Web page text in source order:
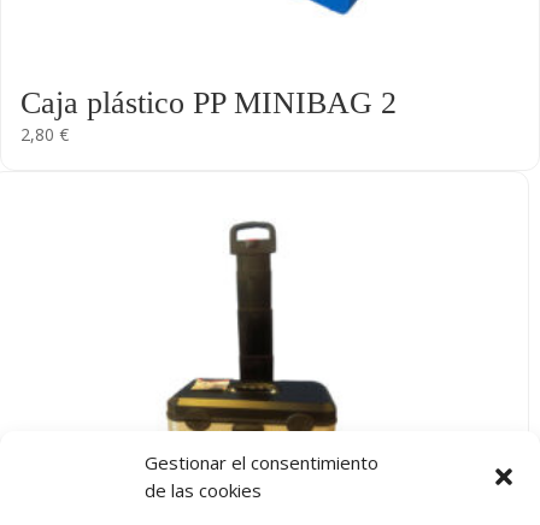
Gestionar el consentimiento
de las cookies
Caja plástico PP MINIBAG 2
2,80 €